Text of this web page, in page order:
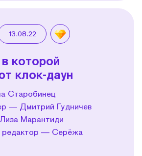
13.08.22
которой
клок-даун
Старобинец
— Дмитрий Гудничев
Марантиди
редактор — Серёжа